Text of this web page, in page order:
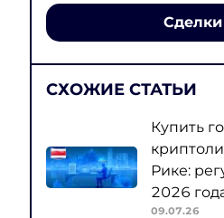
Сделки
СХОЖИЕ СТАТЬИ
Купить
Рике:
2026
09.07.26